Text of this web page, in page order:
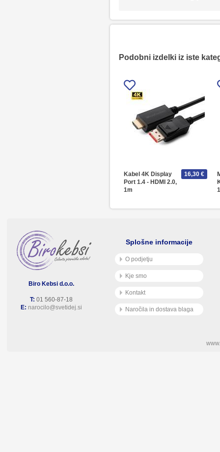
Podobni izdelki iz iste
Kabel 4K Display
Port 1.4 - HDMI 2.0,
1m
16,30 €
Biro Kebsi d.o.o.
T: 01 560-87-18
E: narocilo@svetidej.si
Splošne informacije
O podjetju
Kje smo
Kontakt
Naročila in dostava blaga